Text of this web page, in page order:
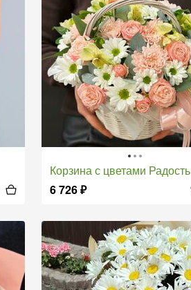
Корзина с цветами Радость
6 726₽